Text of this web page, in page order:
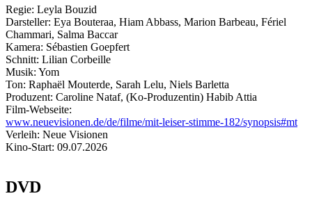
Regie: Leyla Bouzid
Darsteller: Eya Bouteraa, Hiam Abbass, Marion Barbeau, Fériel
Chammari, Salma Baccar
Kamera: Sébastien Goepfert
Schnitt: Lilian Corbeille
Musik: Yom
Ton: Raphaël Mouterde, Sarah Lelu, Niels Barletta
Produzent: Caroline Nataf, (Ko-Produzentin) Habib Attia
Film-Webseite:
www.neuevisionen.de/de/filme/mit-leiser-stimme-182/synopsis#mt
Verleih: Neue Visionen
Kino-Start: 09.07.2026
DVD